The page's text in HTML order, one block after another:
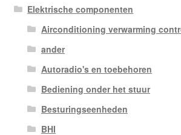
Elektrische componenten
Airconditioning verwarming
ander
Autoradio's en toebehoren
Bediening onder het stuur
Besturingseenheden
BHI